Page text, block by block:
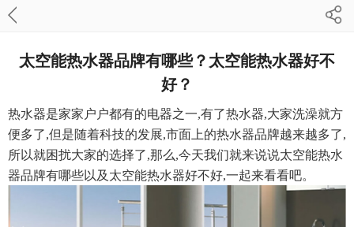
太空能热水器品牌有哪些？太空能热水器好不
好？
热水器是家家户户都有的电器之一,有了热水器,大家洗澡就方
便多了,但是随着科技的发展,市面上的热水器品牌越来越多了,
所以就困扰大家的选择了,那么,今天我们就来说说太空能热水
器品牌有哪些以及太空能热水器好不好,一起来看看吧。